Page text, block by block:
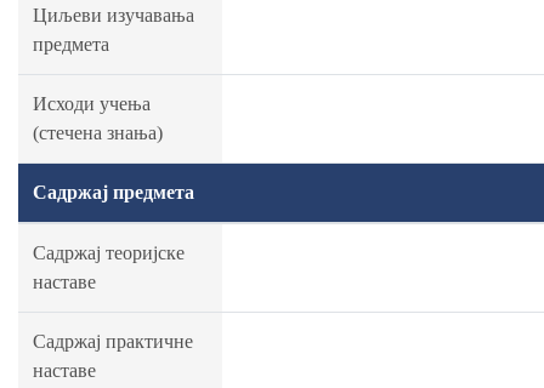
Циљеви изучавања
предмета
Исходи учења
(стечена знања)
Садржај предмета
Садржај теоријске
наставе
Садржај практичне
наставе